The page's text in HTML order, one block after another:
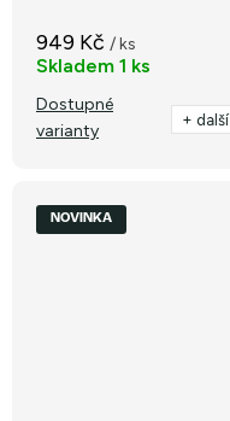
949 Kč / ks
Skladem 1 ks
Dostupné
varianty
+ další
NOVINKA